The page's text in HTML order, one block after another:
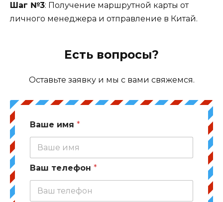
Шаг №3: Получение маршрутной карты от
личного менеджера и отправление в Китай.
Есть вопросы?
Оставьте заявку и мы с вами свяжемся.
Ваше имя *
Ваш телефон *